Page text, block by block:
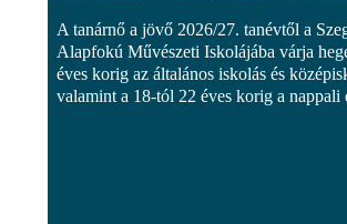
A tanárnő a jövő 2026/27. tanévtől a
Alapfokú Művészeti Iskolájába várja
éves korig az általános iskolás és
valamint a 18-tól 22 éves korig a nappali